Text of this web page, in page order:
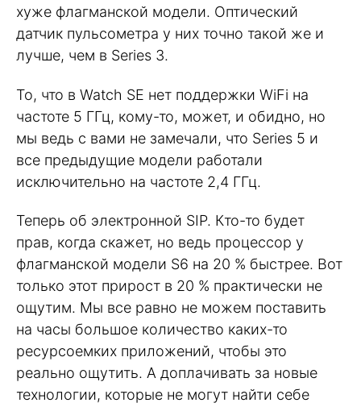
хуже флагманской модели. Оптический
датчик пульсометра у них точно такой же и
лучше, чем в Series 3.
То, что в Watch SE нет поддержки WiFi на
частоте 5 ГГц, кому-то, может, и обидно, но
мы ведь с вами не замечали, что Series 5 и
все предыдущие модели работали
исключительно на частоте 2,4 ГГц.
Теперь об электронной SIP. Кто-то будет
прав, когда скажет, но ведь процессор у
флагманской модели S6 на 20 % быстрее. Вот
только этот прирост в 20 % практически не
ощутим. Мы все равно не можем поставить
на часы большое количество каких-то
ресурсоемких приложений, чтобы это
реально ощутить. А доплачивать за новые
технологии, которые не могут найти себе